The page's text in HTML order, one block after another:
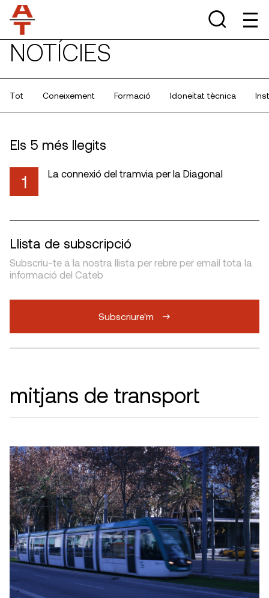
NOTÍCIES
Tot Coneixement Formació Idoneïtat tècnica
Els 5 més llegits
1 La connexió del tramvia per la Diagonal
Llista de subscripció
Subscriu-te a la nostra llista per rebre per email tota la
informació del Cateb
Subscriure'm
mitjans de transport